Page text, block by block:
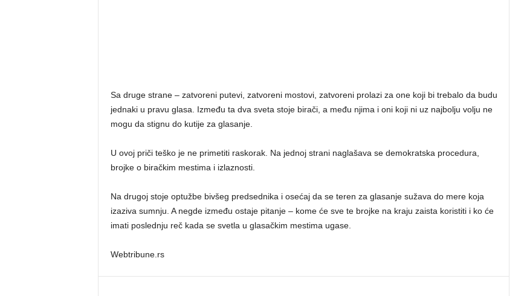
Sa druge strane – zatvoreni putevi, zatvoreni mostovi, zatvoreni prolazi za one koji bi trebalo da budu
jednaki u pravu glasa. Između ta dva sveta stoje birači, a među njima i oni koji ni uz najbolju volju ne
mogu da stignu do kutije za glasanje.
U ovoj priči teško je ne primetiti raskorak. Na jednoj strani naglašava se demokratska procedura,
brojke o biračkim mestima i izlaznosti.
Na drugoj stoje optužbe bivšeg predsednika i osećaj da se teren za glasanje sužava do mere koja
izaziva sumnju. A negde između ostaje pitanje – kome će sve te brojke na kraju zaista koristiti i ko će
imati poslednju reč kada se svetla u glasačkim mestima ugase.
Webtribune.rs